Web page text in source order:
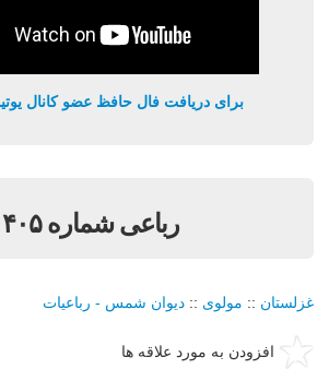
برای دریافت فال حافظ عضو کانال
رباعی شماره ۱۴۰۵
غزلستان :: مولوی :: دیوان شمس - رباعیات
افزودن به مورد علاقه ها